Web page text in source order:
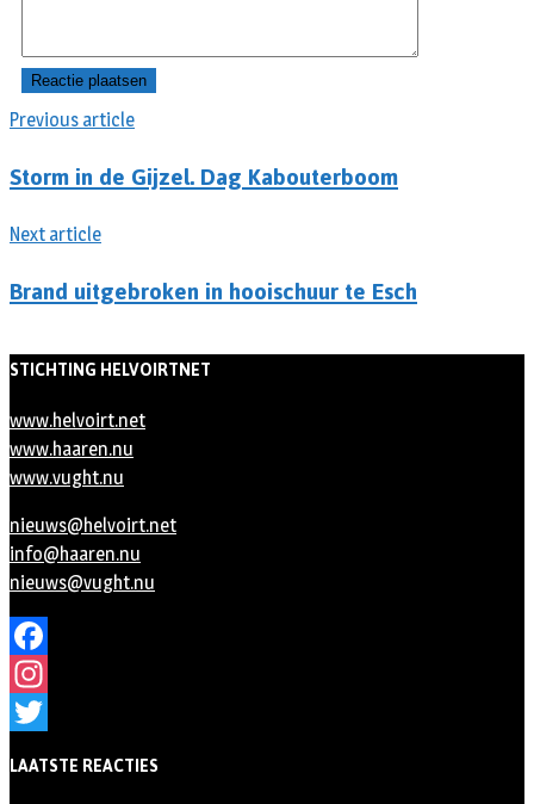
Previous article
Storm in de Gijzel. Dag Kabouterboom
Next article
Brand uitgebroken in hooischuur te Esch
STICHTING HELVOIRTNET
www.helvoirt.net
www.haaren.nu
www.vught.nu
nieuws@helvoirt.net
info@haaren.nu
nieuws@vught.nu
Facebook
Instagram
LAATSTE REACTIES